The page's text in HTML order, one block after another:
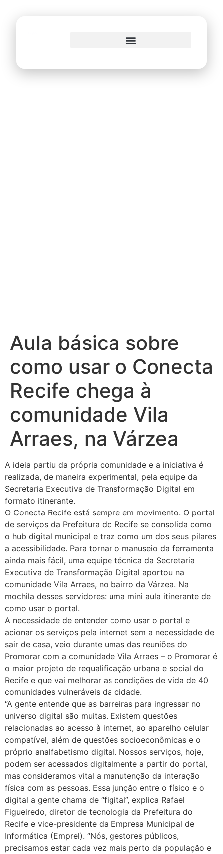
Aula básica sobre
como usar o Conecta
Recife chega à
comunidade Vila
Arraes, na Várzea
A ideia partiu da própria comunidade e a iniciativa é
realizada, de maneira experimental, pela equipe da
Secretaria Executiva de Transformação Digital em
formato itinerante.
O Conecta Recife está sempre em movimento. O portal
de serviços da Prefeitura do Recife se consolida como
o hub digital municipal e traz como um dos seus pilares
a acessibilidade. Para tornar o manuseio da ferramenta
ainda mais fácil, uma equipe técnica da Secretaria
Executiva de Transformação Digital aportou na
comunidade Vila Arraes, no bairro da Várzea. Na
mochila desses servidores: uma mini aula itinerante de
como usar o portal.
A necessidade de entender como usar o portal e
acionar os serviços pela internet sem a necessidade de
sair de casa, veio durante umas das reuniões do
Promorar com a comunidade Vila Arraes – o Promorar é
o maior projeto de requalificação urbana e social do
Recife e que vai melhorar as condições de vida de 40
comunidades vulneráveis da cidade.
“A gente entende que as barreiras para ingressar no
universo digital são muitas. Existem questões
relacionadas ao acesso à internet, ao aparelho celular
compatível, além de questões socioeconômicas e o
próprio analfabetismo digital. Nossos serviços, hoje,
podem ser acessados digitalmente a partir do portal,
mas consideramos vital a manutenção da interação
física com as pessoas. Essa junção entre o físico e o
digital a gente chama de “figital”, explica Rafael
Figueiredo, diretor de tecnologia da Prefeitura do
Recife e vice-presidente da Empresa Municipal de
Informática (Emprel). “Nós, gestores públicos,
precisamos estar cada vez mais perto da população e